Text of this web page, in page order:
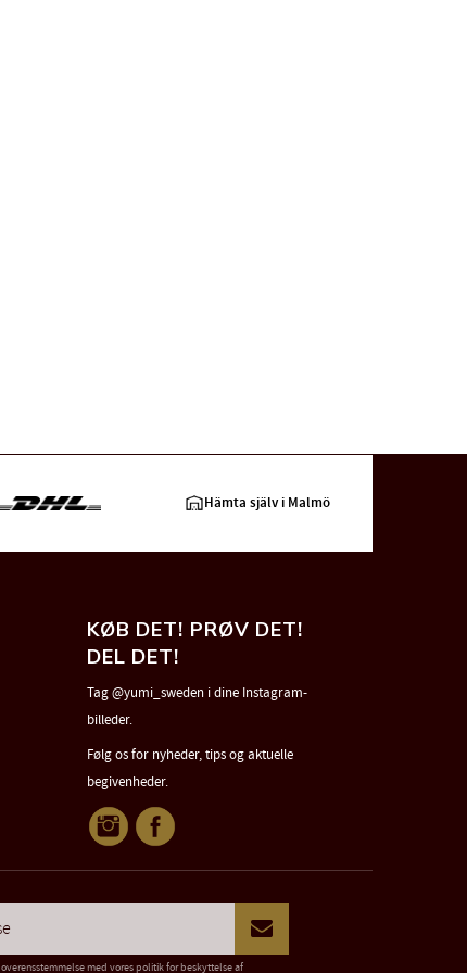
Hämta själv i Malmö
KØB DET! PRØV DET!
DEL DET!
Tag @yumi_sweden i dine Instagram-
billeder.
Følg os for nyheder, tips og aktuelle
begivenheder.
med vorespolitik for beskyttelse af